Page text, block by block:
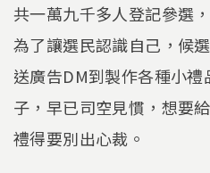
共一萬九千多人登記參選
為了讓選民認識自己，候
送廣告DM到製作各種小
子，早已司空見慣，想要
禮得要別出心裁。